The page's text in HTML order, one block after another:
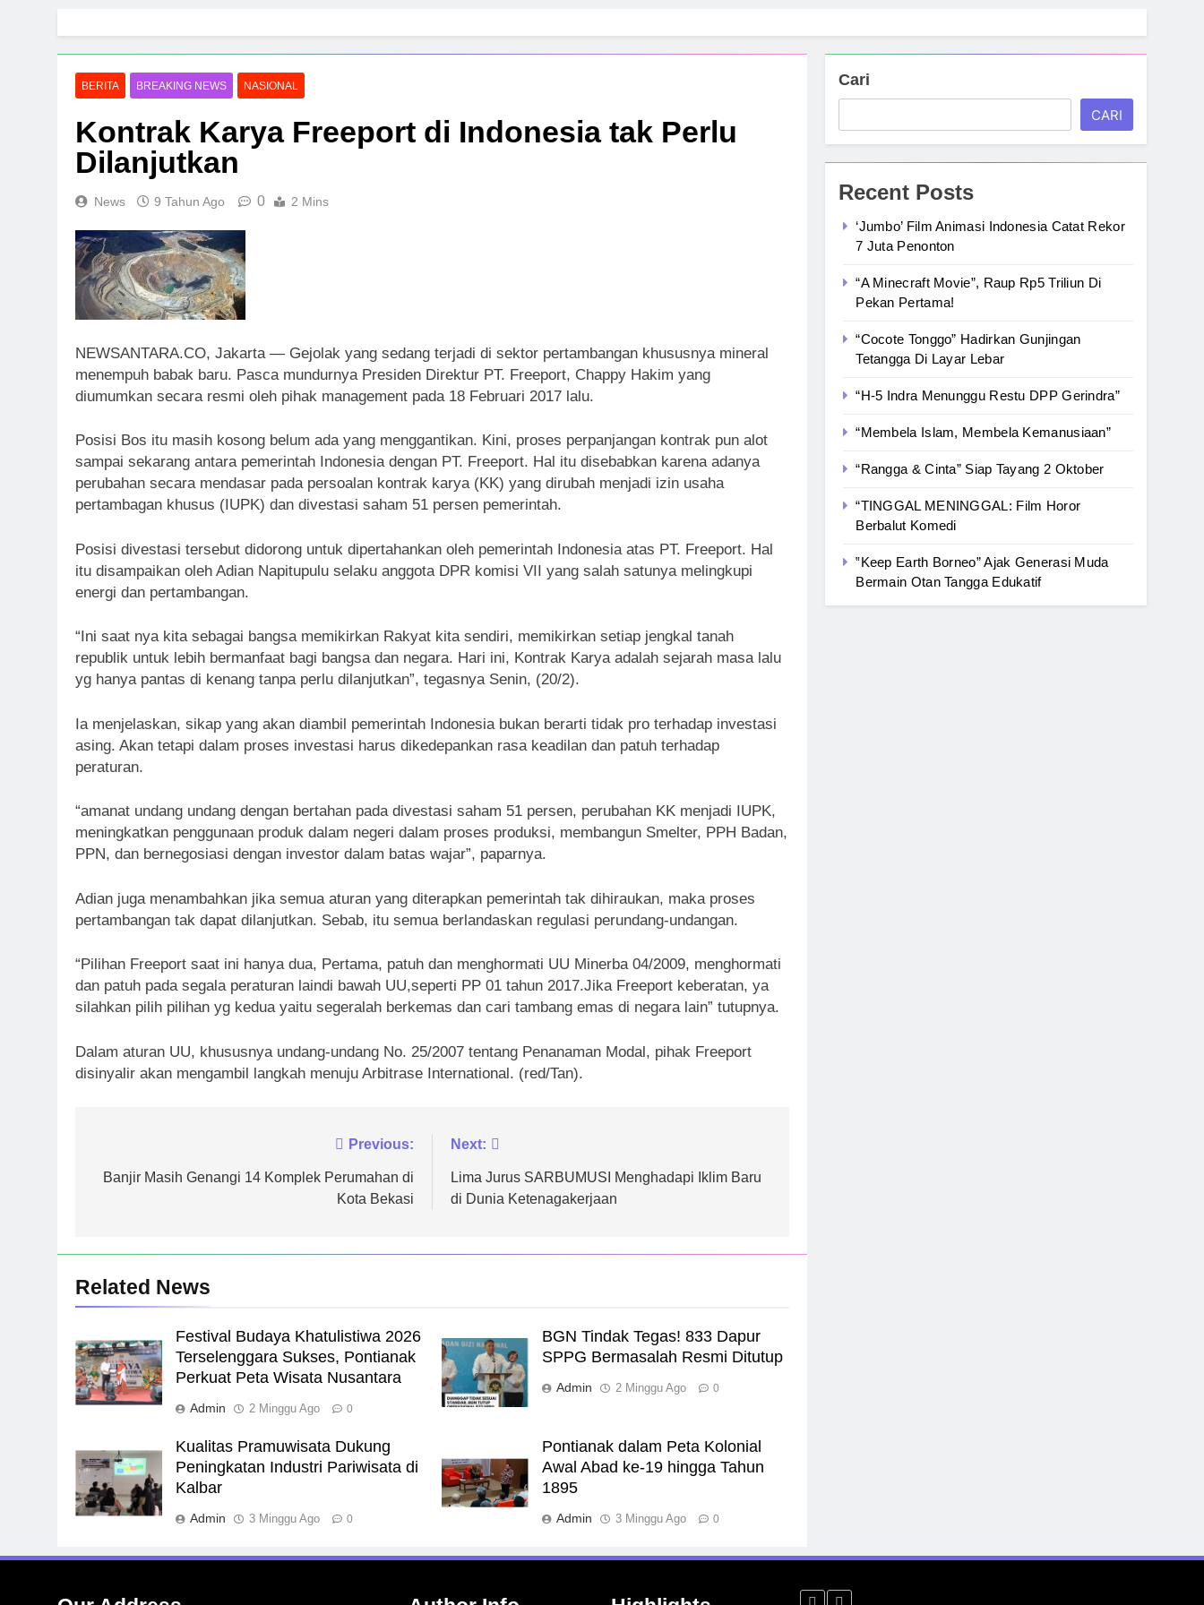
BERITA BREAKING NEWS NASIONAL
Kontrak Karya Freeport di Indonesia tak Perlu
Dilanjutkan
News 9 Tahun Ago 0 2 Mins
NEWSANTARA.CO, Jakarta — Gejolak yang sedang terjadi di sektor pertambangan khususnya mineral
menempuh babak baru. Pasca mundurnya Presiden Direktur PT. Freeport, Chappy Hakim yang
diumumkan secara resmi oleh pihak management pada 18 Februari 2017 lalu.
Posisi Bos itu masih kosong belum ada yang menggantikan. Kini, proses perpanjangan kontrak pun alot
sampai sekarang antara pemerintah Indonesia dengan PT. Freeport. Hal itu disebabkan karena adanya
perubahan secara mendasar pada persoalan kontrak karya (KK) yang dirubah menjadi izin usaha
pertambagan khusus (IUPK) dan divestasi saham 51 persen pemerintah.
Posisi divestasi tersebut didorong untuk dipertahankan oleh pemerintah Indonesia atas PT. Freeport. Hal
itu disampaikan oleh Adian Napitupulu selaku anggota DPR komisi VII yang salah satunya melingkupi
energi dan pertambangan.
“Ini saat nya kita sebagai bangsa memikirkan Rakyat kita sendiri, memikirkan setiap jengkal tanah
republik untuk lebih bermanfaat bagi bangsa dan negara. Hari ini, Kontrak Karya adalah sejarah masa lalu
yg hanya pantas di kenang tanpa perlu dilanjutkan”, tegasnya Senin, (20/2).
Ia menjelaskan, sikap yang akan diambil pemerintah Indonesia bukan berarti tidak pro terhadap investasi
asing. Akan tetapi dalam proses investasi harus dikedepankan rasa keadilan dan patuh terhadap
peraturan.
“amanat undang undang dengan bertahan pada divestasi saham 51 persen, perubahan KK menjadi IUPK,
meningkatkan penggunaan produk dalam negeri dalam proses produksi, membangun Smelter, PPH Badan,
PPN, dan bernegosiasi dengan investor dalam batas wajar”, paparnya.
Adian juga menambahkan jika semua aturan yang diterapkan pemerintah tak dihiraukan, maka proses
pertambangan tak dapat dilanjutkan. Sebab, itu semua berlandaskan regulasi perundang-undangan.
“Pilihan Freeport saat ini hanya dua, Pertama, patuh dan menghormati UU Minerba 04/2009, menghormati
dan patuh pada segala peraturan laindi bawah UU,seperti PP 01 tahun 2017.Jika Freeport keberatan, ya
silahkan pilih pilihan yg kedua yaitu segeralah berkemas dan cari tambang emas di negara lain” tutupnya.
Dalam aturan UU, khususnya undang-undang No. 25/2007 tentang Penanaman Modal, pihak Freeport
disinyalir akan mengambil langkah menuju Arbitrase International. (red/Tan).
pos
Previous:
Banjir Masih Genangi 14 Komplek Perumahan di
Kota Bekasi
Next:
Lima Jurus SARBUMUSI Menghadapi Iklim Baru
di Dunia Ketenagakerjaan
Related News
Festival Budaya Khatulistiwa 2026
Terselenggara Sukses, Pontianak
Perkuat Peta Wisata Nusantara
Admin 2 Minggu Ago 0
BGN Tindak Tegas! 833 Dapur
SPPG Bermasalah Resmi Ditutup
Admin 2 Minggu Ago 0
Kualitas Pramuwisata Dukung
Peningkatan Industri Pariwisata di
Kalbar
Admin 3 Minggu Ago 0
Pontianak dalam Peta Kolonial
Awal Abad ke-19 hingga Tahun
1895
Admin 3 Minggu Ago 0
Cari
CARI
Recent Posts
‘Jumbo’ Film Animasi Indonesia Catat Rekor
7 Juta Penonton
“A Minecraft Movie”, Raup Rp5 Triliun Di
Pekan Pertama!
“Cocote Tonggo” Hadirkan Gunjingan
Tetangga Di Layar Lebar
“H-5 Indra Menunggu Restu DPP Gerindra”
“Membela Islam, Membela Kemanusiaan”
“Rangga & Cinta” Siap Tayang 2 Oktober
“TINGGAL MENINGGAL: Film Horor
Berbalut Komedi
‟Keep Earth Borneo” Ajak Generasi Muda
Bermain Otan Tangga Edukatif